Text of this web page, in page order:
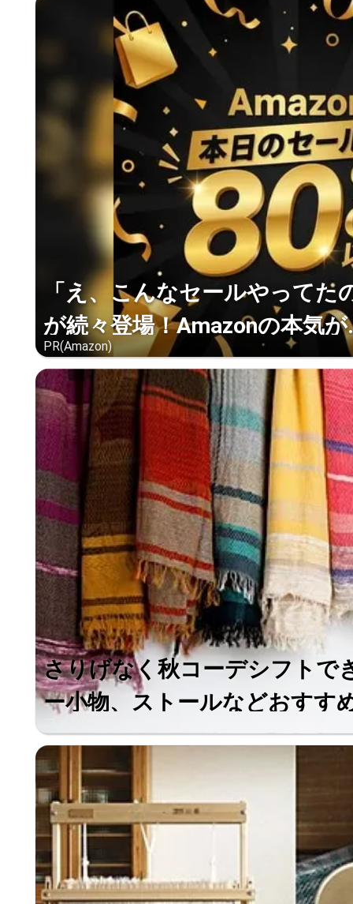
「え、こんなセールやってた
が続々登場！Amazonの本気が
PR(Amazon)
さりげなく秋コーデシフトで
ー小物、ストールなどおすす